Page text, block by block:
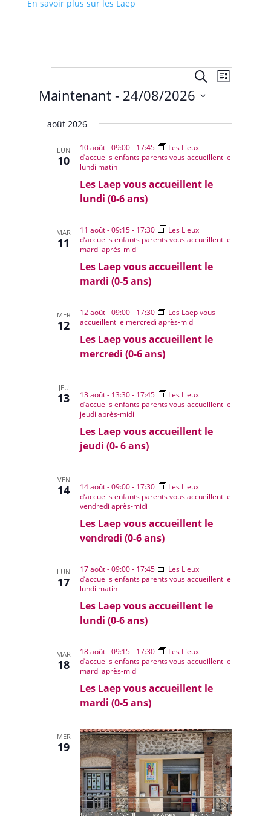
En savoir plus sur les Laep
Évènements Recherche
et
navigation
de
Recherche
de
Liste
Maintenant - 24/08/2026
une
août 2026
LUN
10
Les Laep vous accueillent le
lundi (0-6 ans)
10 août - 09:00- 17:45
Les Lieux
d’accueils enfants parents vous accueillent le
lundi matin
MAR
11
Les Laep vous accueillent le
mardi (0-5 ans)
11 août - 09:15- 17:30
Les Lieux
d’accueils enfants parents vous accueillent le
mardi après-midi
MER
12
Les Laep vous accueillent le
mercredi (0-6 ans)
12 août - 09:00- 17:30
Les Laep vous
accueillent le mercredi après-midi
JEU
13
Les Laep vous accueillent le
jeudi (0- 6 ans)
13 août - 13:30- 17:45
Les Lieux
d’accueils enfants parents vous accueillent le
jeudi après-midi
VEN
14
Les Laep vous accueillent le
vendredi (0-6 ans)
14 août - 09:00- 17:30
Les Lieux
d’accueils enfants parents vous accueillent le
vendredi après-midi
LUN
17
Les Laep vous accueillent le
lundi (0-6 ans)
17 août - 09:00- 17:45
Les Lieux
d’accueils enfants parents vous accueillent le
lundi matin
MAR
18
Les Laep vous accueillent le
mardi (0-5 ans)
18 août - 09:15- 17:30
Les Lieux
d’accueils enfants parents vous accueillent le
mardi après-midi
MER
19